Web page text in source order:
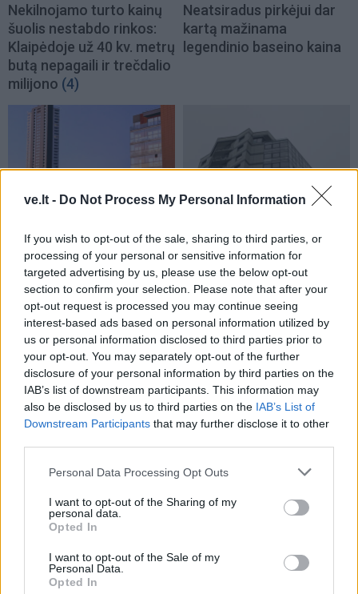
ve.lt - Do Not Process My Personal Information
If you wish to opt-out of the sale, sharing to third parties, or
processing of your personal or sensitive information for
targeted advertising by us, please use the below opt-out
section to confirm your selection. Please note that after your
opt-out request is processed you may continue seeing
interest-based ads based on personal information utilized by
us or personal information disclosed to third parties prior to
your opt-out. You may separately opt-out of the further
disclosure of your personal information by third parties on the
IAB’s list of downstream participants. This information may
also be disclosed by us to third parties on the IAB’s List of
Downstream Participants that may further disclose it to other
Personal Data Processing Opt Outs
I want to opt-out of the Sharing of my
personal data.
Opted In
I want to opt-out of the Sale of my
Personal Data.
Opted In
Nekilnojamo turto kainų
šuolis nestabdo rinkos:
Klaipėdoje už 40 kv. metrų
butą nepagaili ir trečdalio
milijono (4)
Neatsiradus pirkėjui dar
kartą mažinama
legendinio baseino kaina
Miestas atsisako priimti
didžiulio daugiabučio
turtą (3)
Kainos ne kyla - jos šauna
aukštyn: butas pabrango
trečdaliu milijono(5)
(4)